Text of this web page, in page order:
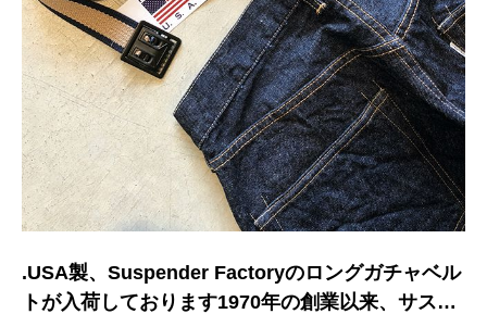
.USA製、Suspender Factoryのロングガチャベル
トが入荷しております1970年の創業以来、サスペ